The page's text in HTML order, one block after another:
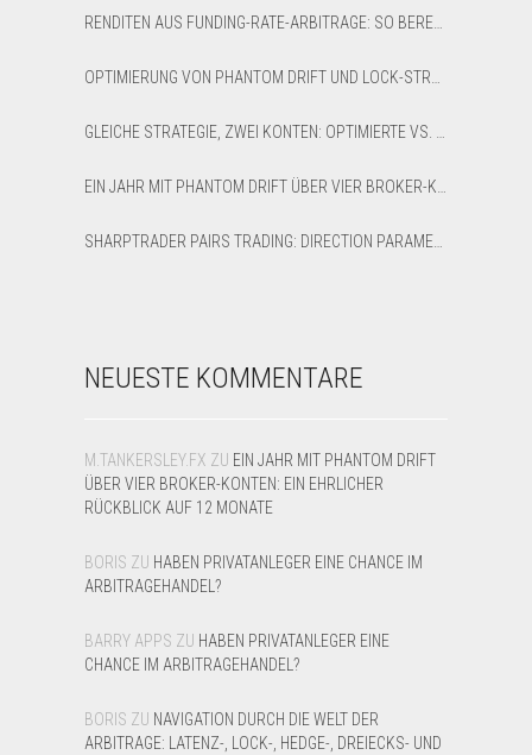
NEUESTE KOMMENTARE
M.TANKERSLEY.FX ZU EIN JAHR MIT PHANTOM DRIFT
ÜBER VIER BROKER-KONTEN: EIN EHRLICHER
RÜCKBLICK AUF 12 MONATE
BORIS ZU HABEN PRIVATANLEGER EINE CHANCE IM
ARBITRAGEHANDEL?
BARRY APPS ZU HABEN PRIVATANLEGER EINE
CHANCE IM ARBITRAGEHANDEL?
BORIS ZU NAVIGATION DURCH DIE WELT DER
ARBITRAGE: LATENZ-, LOCK-, HEDGE-, DREIECKS- UND